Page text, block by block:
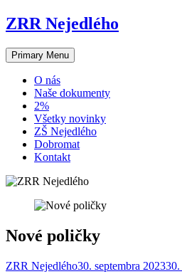
Skip
to
content
ZRR Nejedlého
Primary Menu
O nás
Naše dokumenty
2%
Všetky novinky
ZŠ Nejedlého
Dobromat
Kontakt
Nové poličky
ZRR Nejedlého30. septembra 202330.